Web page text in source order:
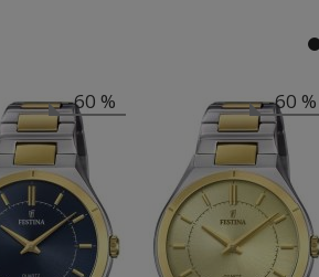
-60 % -60 %